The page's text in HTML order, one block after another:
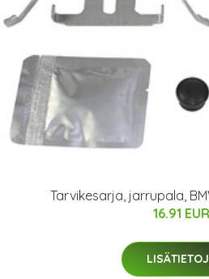
Tarvikesarja, jarrupala,
16.91 EUR